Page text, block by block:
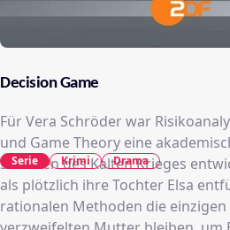
Decision Game
Für Vera Schröder war
und Game Theory eine
Schatten des Kalten Krieges
als plötzlich ihre Tochter Elsa
rationalen Methoden die
Serie Krimi Drama